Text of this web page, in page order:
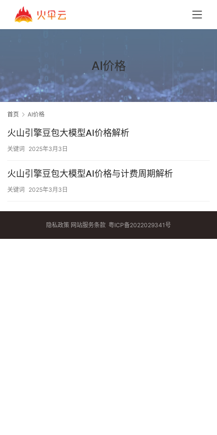
AI价格
首页 AI价格
火山引擎豆包大模型AI价格解析
关键词 2025年3月3日
火山引擎豆包大模型AI价格与计费周期解析
关键词 2025年3月3日
隐私政策 网站服务条款 粤ICP备2022029341号